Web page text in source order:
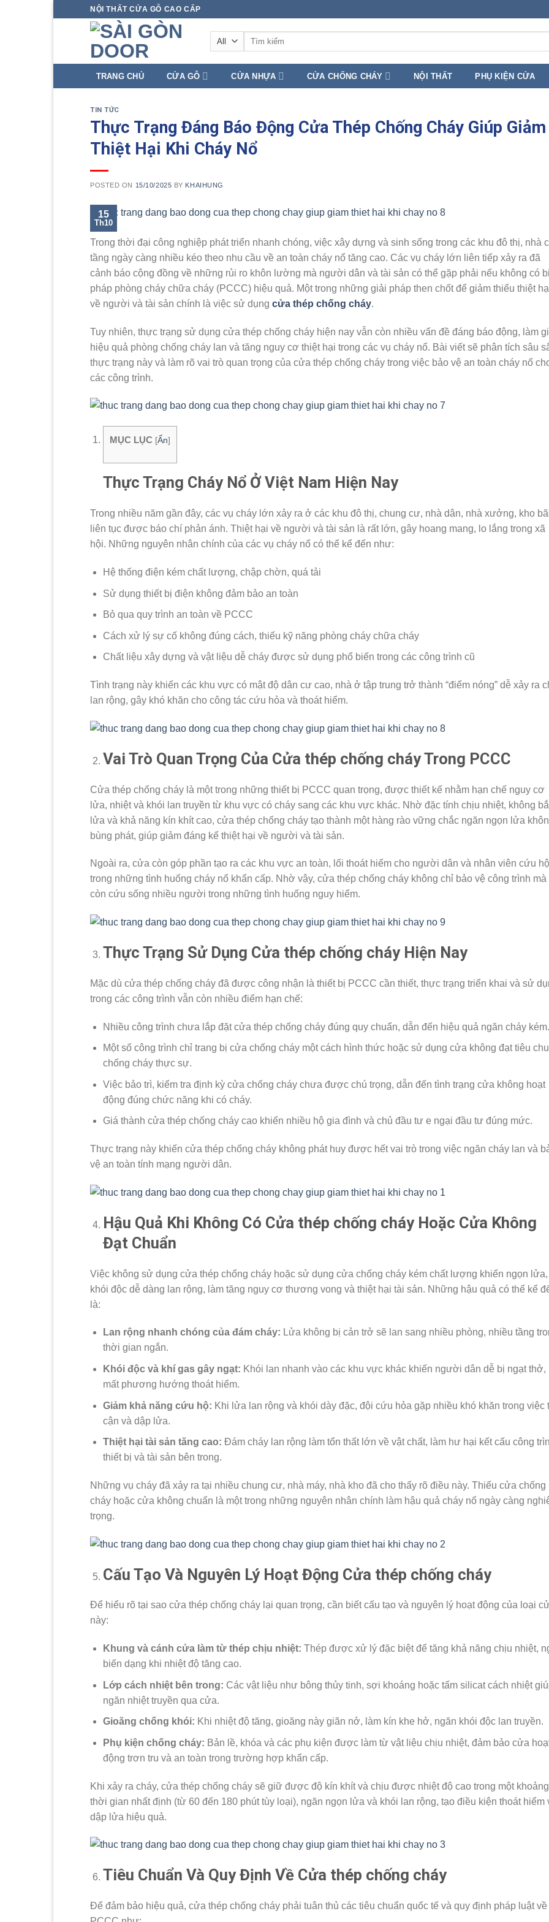
NỘI THẤT CỬA GỖ CAO CẤP
Tìm
TRANG CHỦ CỬA GỖ CỬA NHỰA CỬA CHỐNG CHÁY NỘI THẤT PHỤ KIỆN CỬA
TIN TỨC
Thực Trạng Đáng Báo Động Cửa Thép Chống Cháy Giúp Giảm
Thiệt Hại Khi Cháy Nổ
POSTED ON 15/10/2025 BY KHAIHUNG
15
Th10
Trong thời đại công nghiệp phát triển nhanh chóng, việc xây dựng và sinh sống trong các khu đô thị, nhà
tầng ngày càng nhiều kéo theo nhu cầu về an toàn cháy nổ tăng cao. Các vụ cháy lớn liên tiếp xảy ra đã
cảnh báo cộng đồng về những rủi ro khôn lường mà người dân và tài sản có thể gặp phải nếu không có
pháp phòng cháy chữa cháy (PCCC) hiệu quả. Một trong những giải pháp then chốt để giảm thiểu thiệt
về người và tài sản chính là việc sử dụng cửa thép chống cháy.
Tuy nhiên, thực trạng sử dụng cửa thép chống cháy hiện nay vẫn còn nhiều vấn đề đáng báo động, làm
hiệu quả phòng chống cháy lan và tăng nguy cơ thiệt hại trong các vụ cháy nổ. Bài viết sẽ phân tích sâu
thực trạng này và làm rõ vai trò quan trọng của cửa thép chống cháy trong việc bảo vệ an toàn cháy nổ
các công trình.
MỤC LỤC [Ẩn]
Thực Trạng Cháy Nổ Ở Việt Nam Hiện Nay
Trong nhiều năm gần đây, các vụ cháy lớn xảy ra ở các khu đô thị, chung cư, nhà dân, nhà xưởng, kho
liên tục được báo chí phản ánh. Thiệt hại về người và tài sản là rất lớn, gây hoang mang, lo lắng trong xã
hội. Những nguyên nhân chính của các vụ cháy nổ có thể kể đến như:
Hệ thống điện kém chất lượng, chập chờn, quá tải
Sử dụng thiết bị điện không đảm bảo an toàn
Bỏ qua quy trình an toàn về PCCC
Cách xử lý sự cố không đúng cách, thiếu kỹ năng phòng cháy chữa cháy
Chất liệu xây dựng và vật liệu dễ cháy được sử dụng phổ biến trong các công trình cũ
Tình trạng này khiến các khu vực có mật độ dân cư cao, nhà ở tập trung trở thành “điểm nóng” dễ xảy ra
lan rộng, gây khó khăn cho công tác cứu hỏa và thoát hiểm.
Vai Trò Quan Trọng Của Cửa thép chống cháy Trong PCCC
Cửa thép chống cháy là một trong những thiết bị PCCC quan trọng, được thiết kế nhằm hạn chế nguy cơ
lửa, nhiệt và khói lan truyền từ khu vực có cháy sang các khu vực khác. Nhờ đặc tính chịu nhiệt, không
lửa và khả năng kín khít cao, cửa thép chống cháy tạo thành một hàng rào vững chắc ngăn ngọn lửa
bùng phát, giúp giảm đáng kể thiệt hại về người và tài sản.
Ngoài ra, cửa còn góp phần tạo ra các khu vực an toàn, lối thoát hiểm cho người dân và nhân viên cứu hộ
trong những tình huống cháy nổ khẩn cấp. Nhờ vậy, cửa thép chống cháy không chỉ bảo vệ công trình mà
còn cứu sống nhiều người trong những tình huống nguy hiểm.
Thực Trạng Sử Dụng Cửa thép chống cháy Hiện Nay
Mặc dù cửa thép chống cháy đã được công nhận là thiết bị PCCC cần thiết, thực trạng triển khai và sử
trong các công trình vẫn còn nhiều điểm hạn chế:
Nhiều công trình chưa lắp đặt cửa thép chống cháy đúng quy chuẩn, dẫn đến hiệu quả ngăn cháy kém.
Một số công trình chỉ trang bị cửa chống cháy một cách hình thức hoặc sử dụng cửa không đạt tiêu
chống cháy thực sự.
Việc bảo trì, kiểm tra định kỳ cửa chống cháy chưa được chú trọng, dẫn đến tình trạng cửa không hoạt
động đúng chức năng khi có cháy.
Giá thành cửa thép chống cháy cao khiến nhiều hộ gia đình và chủ đầu tư e ngại đầu tư đúng mức.
Thực trạng này khiến cửa thép chống cháy không phát huy được hết vai trò trong việc ngăn cháy lan và
vệ an toàn tính mạng người dân.
Hậu Quả Khi Không Có Cửa thép chống cháy Hoặc Cửa Không
Đạt Chuẩn
Việc không sử dụng cửa thép chống cháy hoặc sử dụng cửa chống cháy kém chất lượng khiến ngọn lửa,
khói độc dễ dàng lan rộng, làm tăng nguy cơ thương vong và thiệt hại tài sản. Những hậu quả có thể kể
là:
Lan rộng nhanh chóng của đám cháy: Lửa không bị cản trở sẽ lan sang nhiều phòng, nhiều tầng
thời gian ngắn.
Khói độc và khí gas gây ngạt: Khói lan nhanh vào các khu vực khác khiến người dân dễ bị ngạt thở,
mất phương hướng thoát hiểm.
Giảm khả năng cứu hộ: Khi lửa lan rộng và khói dày đặc, đội cứu hỏa gặp nhiều khó khăn trong việc
cận và dập lửa.
Thiệt hại tài sản tăng cao: Đám cháy lan rộng làm tổn thất lớn về vật chất, làm hư hại kết cấu công
thiết bị và tài sản bên trong.
Những vụ cháy đã xảy ra tại nhiều chung cư, nhà máy, nhà kho đã cho thấy rõ điều này. Thiếu cửa chống
cháy hoặc cửa không chuẩn là một trong những nguyên nhân chính làm hậu quả cháy nổ ngày càng
trọng.
Cấu Tạo Và Nguyên Lý Hoạt Động Cửa thép chống cháy
Để hiểu rõ tại sao cửa thép chống cháy lại quan trọng, cần biết cấu tạo và nguyên lý hoạt động của loại
này:
Khung và cánh cửa làm từ thép chịu nhiệt: Thép được xử lý đặc biệt để tăng khả năng chịu nhiệt,
biến dạng khi nhiệt độ tăng cao.
Lớp cách nhiệt bên trong: Các vật liệu như bông thủy tinh, sợi khoáng hoặc tấm silicat cách nhiệt
ngăn nhiệt truyền qua cửa.
Gioăng chống khói: Khi nhiệt độ tăng, gioăng này giãn nở, làm kín khe hở, ngăn khói độc lan truyền.
Phụ kiện chống cháy: Bản lề, khóa và các phụ kiện được làm từ vật liệu chịu nhiệt, đảm bảo cửa
động trơn tru và an toàn trong trường hợp khẩn cấp.
Khi xảy ra cháy, cửa thép chống cháy sẽ giữ được độ kín khít và chịu được nhiệt độ cao trong một khoảng
thời gian nhất định (từ 60 đến 180 phút tùy loại), ngăn ngọn lửa và khói lan rộng, tạo điều kiện thoát hiểm
dập lửa hiệu quả.
Tiêu Chuẩn Và Quy Định Về Cửa thép chống cháy
Để đảm bảo hiệu quả, cửa thép chống cháy phải tuân thủ các tiêu chuẩn quốc tế và quy định pháp luật về